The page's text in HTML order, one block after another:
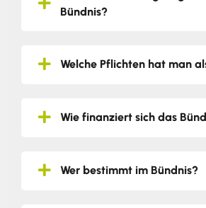
Bündnis?
Welche Pflichten hat man
Wie finanziert sich das
Wer bestimmt im Bündnis?